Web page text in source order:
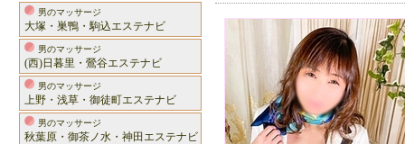
男のマッサージ
大塚・巣鴨・駒込エステナビ
男のマッサージ
(西)日暮里・鶯谷エステナビ
男のマッサージ
上野・浅草・御徒町エステナビ
男のマッサージ
秋葉原・御茶ノ水・神田エステナビ